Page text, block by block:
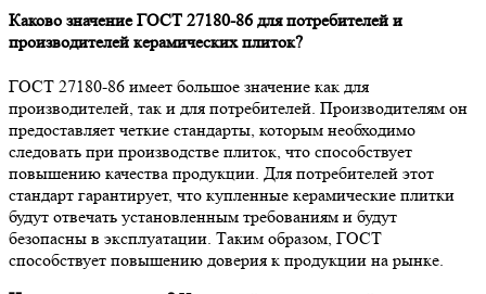
Каково значение ГОСТ 27180-86 для потребителей и
производителей керамических плиток?
ГОСТ 27180-86 имеет большое значение как для
производителей, так и для потребителей. Производителям он
предоставляет четкие стандарты, которым необходимо
следовать при производстве плиток, что способствует
повышению качества продукции. Для потребителей этот
стандарт гарантирует, что купленные керамические плитки
будут отвечать установленным требованиям и будут
безопасны в эксплуатации. Таким образом, ГОСТ
способствует повышению доверия к продукции на рынке.